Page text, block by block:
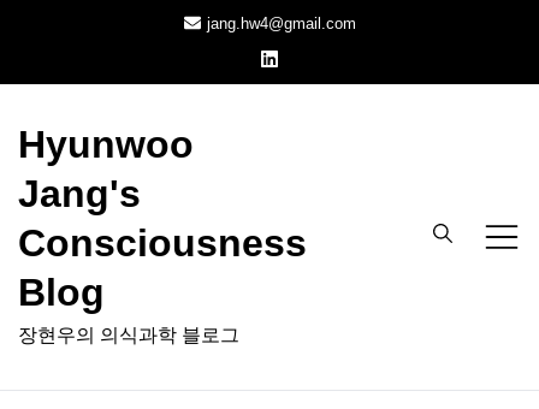
content
jang.hw4@gmail.com
Hyunwoo
Jang's
Consciousness
Blog
장현우의 의식과학 블로그